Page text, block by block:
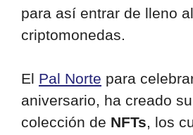
para así entrar de lleno
criptomonedas.
El Pal Norte para
aniversario, ha creado
colección de NFTs, los